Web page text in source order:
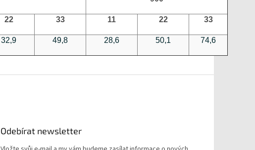
22 33 11 22 33
32,9 49,8 28,6 50,1 74,6
Odebírat newsletter